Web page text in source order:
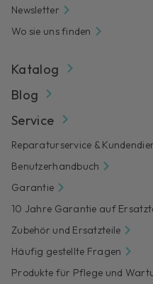
Newsletter
Wo sie uns finden
Katalog
Blog
Service
Reparaturservice &
Benutzerhandbuch
Garantie
10 Jahre Garantie auf
Zubehör und Ersatzteile
Häufig gestellte Fragen
Produkte für Pflege und